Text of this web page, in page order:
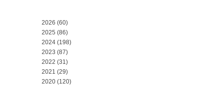
2026 (60)
2025 (86)
2024 (198)
2023 (87)
2022 (31)
2021 (29)
2020 (120)